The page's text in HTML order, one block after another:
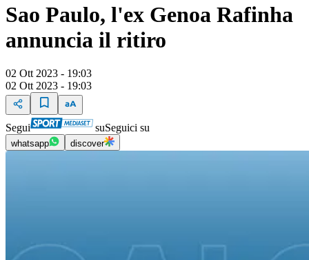
Sao Paulo, l'ex Genoa Rafinha
annuncia il ritiro
02 Ott 2023 - 19:03
02 Ott 2023 - 19:03
Segui suSeguici su
whatsapp discover